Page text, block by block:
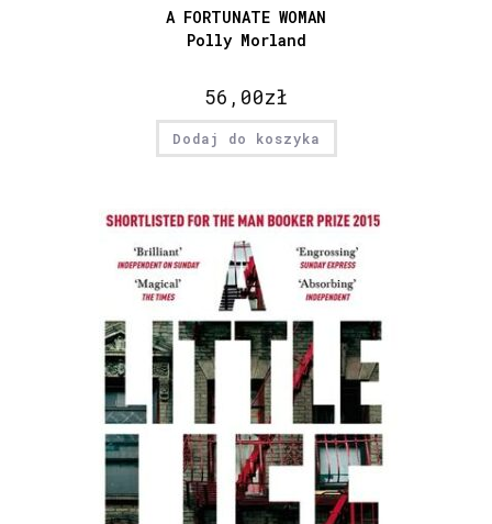
A FORTUNATE WOMAN
Polly Morland
56,00zł
Dodaj do koszyka